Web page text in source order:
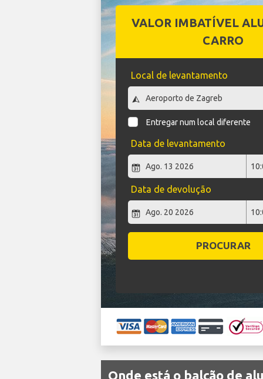
VALOR IMBATÍVEL
CARRO
Local de levantamento
Entregar num local diferente
Data de levantamento
Data de devolução
PROCURAR
Onde está o balcão de